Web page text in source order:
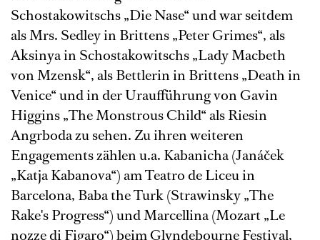
Schostakowitschs „Die Nase“ und war seitdem
als Mrs. Sedley in Brittens „Peter Grimes“, als
Aksinya in Schostakowitschs „Lady Macbeth
von Mzensk“, als Bettlerin in Brittens „Death in
Venice“ und in der Uraufführung von Gavin
Higgins „The Monstrous Child“ als Riesin
Angrboda zu sehen. Zu ihren weiteren
Engagements zählen u.a. Kabanicha (Janáček
„Katja Kabanova“) am Teatro de Liceu in
Barcelona, Baba the Turk (Strawinsky „The
Rake's Progress“) und Marcellina (Mozart „Le
nozze di Figaro“) beim Glyndebourne Festival,